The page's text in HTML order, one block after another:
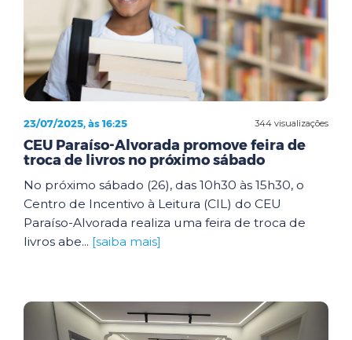
344 visualizações
23/07/2025, às 16:25
CEU Paraíso-Alvorada promove feira de
troca de livros no próximo sábado
No próximo sábado (26), das 10h30 às 15h30, o
Centro de Incentivo à Leitura (CIL) do CEU
Paraíso-Alvorada realiza uma feira de troca de
livros abe... [saiba mais]